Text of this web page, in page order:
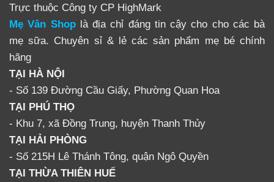
Trực thuộc Công ty CP HighMark
Mẹ Vân Shoplà địa chỉ đáng tin cậy cho cho các bà
mẹ sữa. Chuyên sỉ & lẻ các sản phẩm mẹ bé chính
hãng
TẠI HÀ NỘI
- Số 139 Đường Cầu Giấy, Phường Quan Hoa
TẠI PHÚ THỌ
- Khu 7, xã Đồng Trung, huyện Thanh Thủy
TẠI HẢI PHÒNG
- Số 215H Lê Thánh Tông, quận Ngô Quyền
TẠI THỪA THIÊN HUẾ